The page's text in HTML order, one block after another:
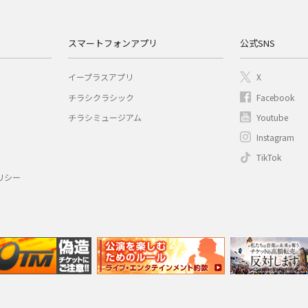
シー
スマートフォンアプリ
イープラスアプリ
チラシクラシック
チラシミュージアム
公式SNS
X
Facebook
Youtube
Instagram
TikTok